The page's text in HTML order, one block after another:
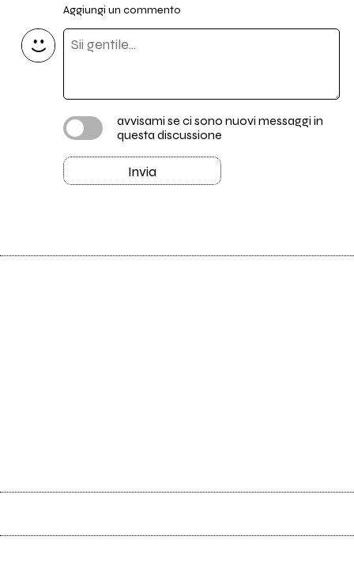
Aggiungi un commento
avvisami se ci sono nuovi messaggi in
questa discussione
Invia